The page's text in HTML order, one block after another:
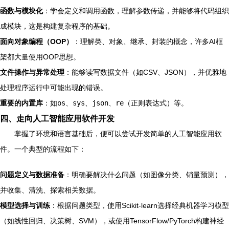
函数与模块化：学会定义和调用函数，理解参数传递，并能够将代码组织
成模块，这是构建复杂程序的基础。
面向对象编程（OOP）
：理解类、对象、继承、封装的概念，许多AI框
架都大量使用OOP思想。
文件操作与异常处理 ：能够读写数据文件（如CSV、JSON），并优雅地
处理程序运行中可能出现的错误。
重要的内置库 ：如os sys json re （正则表达式）等。
四、走向人工智能应用软件开发
掌握了环境和语言基础后，便可以尝试开发简单的人工智能应用软
件。一个典型的流程如下：
问题定义与数据准备 ：明确要解决什么问题（如图像分类、销量预测），
并收集、清洗、探索相关数据。
模型选择与训练 ：根据问题类型，使用Scikit-learn选择经典机器学习模型
（如线性回归、决策树、SVM），或使用TensorFlow/PyTorch构建神经